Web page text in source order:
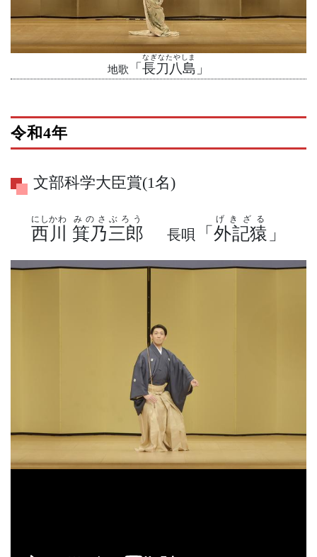
地歌 「 長刀八島
なぎなたやしま
」
令和4年
文部科学大臣賞(1名)
西川
にしかわ
箕乃三郎
みのさぶろう
長唄 「 外記猿
げきざる
」